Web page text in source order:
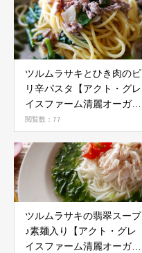
ツルムラサキとひき肉のピ
リ辛パスタ【アクト・グレ
イスファーム清麗オーガニ
ック野菜活用レシピ】
閲覧数：77
ツルムラサキの翡翠スープ
♪素麺入り【アクト・グレ
イスファーム清麗オーガニ